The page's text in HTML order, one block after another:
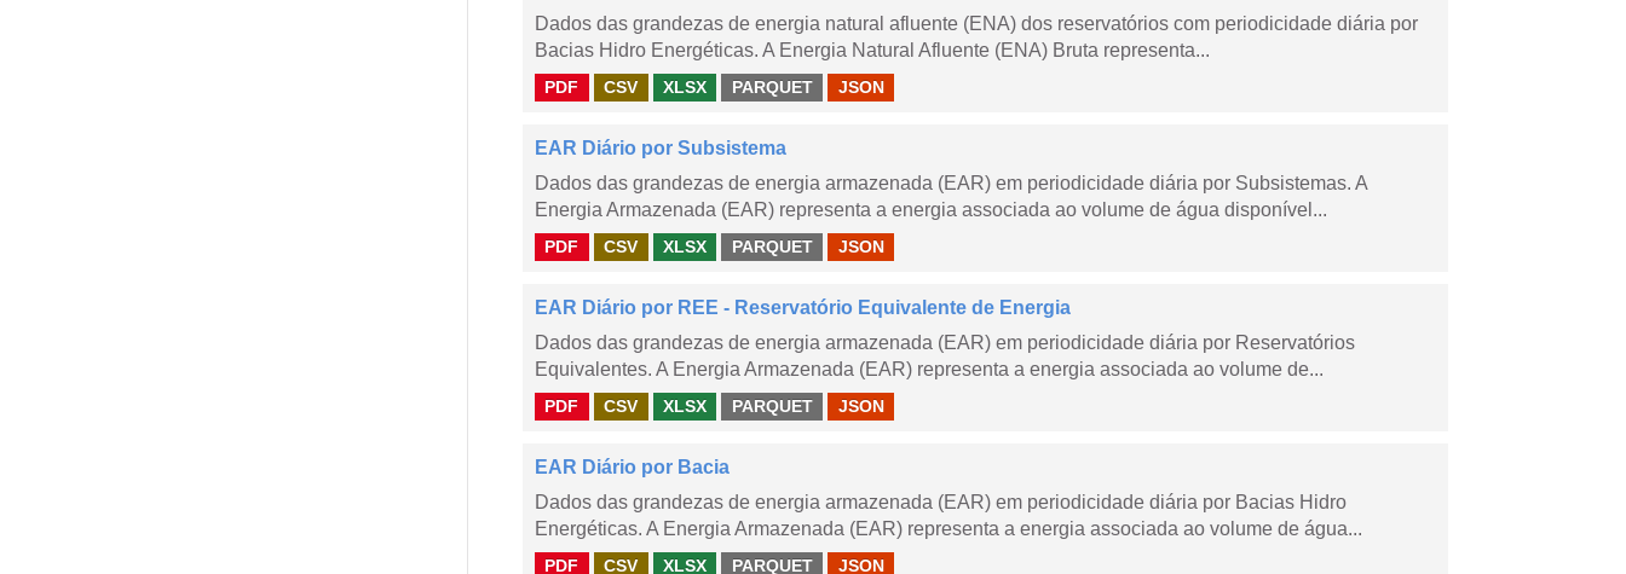
Dados das grandezas de energia natural afluente (ENA) dos reservatórios com periodicidade diária por
Bacias Hidro Energéticas. A Energia Natural Afluente (ENA) Bruta representa...
PDF CSV XLSX PARQUET JSON
EAR Diário por Subsistema
Dados das grandezas de energia armazenada (EAR) em periodicidade diária por Subsistemas. A
Energia Armazenada (EAR) representa a energia associada ao volume de água disponível...
PDF CSV XLSX PARQUET JSON
EAR Diário por REE - Reservatório Equivalente de Energia
Dados das grandezas de energia armazenada (EAR) em periodicidade diária por Reservatórios
Equivalentes. A Energia Armazenada (EAR) representa a energia associada ao volume de...
PDF CSV XLSX PARQUET JSON
EAR Diário por Bacia
Dados das grandezas de energia armazenada (EAR) em periodicidade diária por Bacias Hidro
Energéticas. A Energia Armazenada (EAR) representa a energia associada ao volume de água...
PDF CSV XLSX PARQUET JSON